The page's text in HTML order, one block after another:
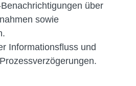
über
sowie
Informationsfluss und